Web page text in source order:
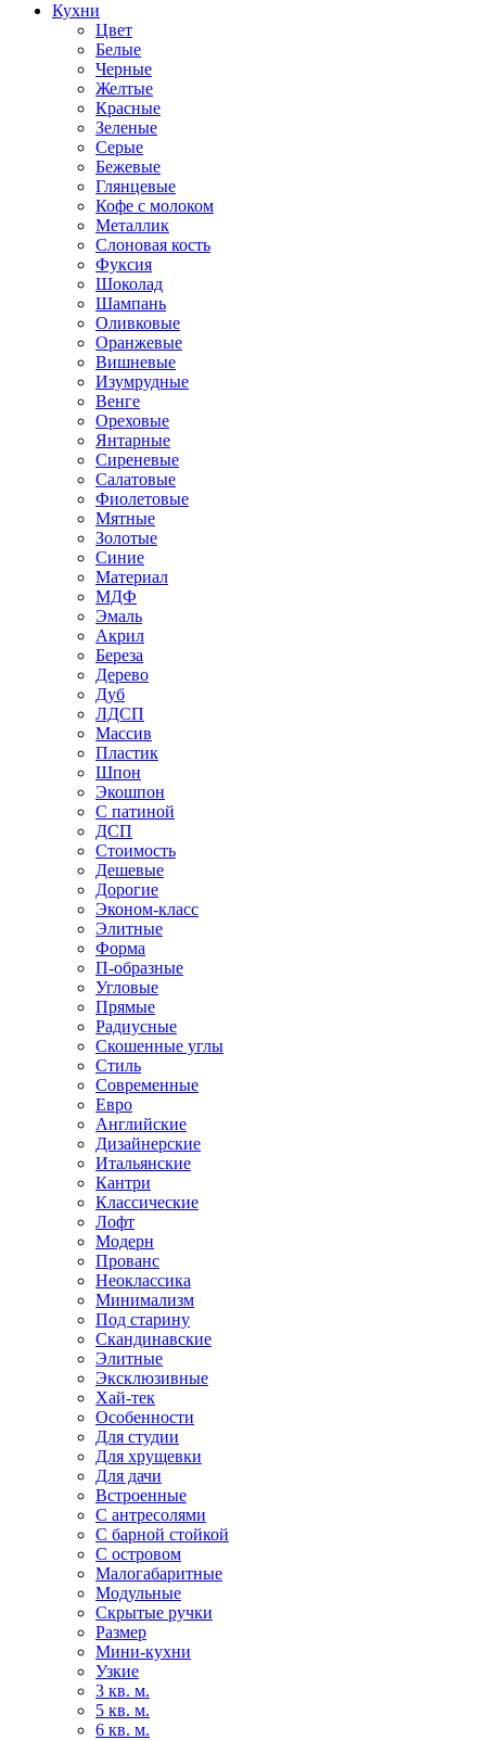
Кухни
Цвет
Белые
Черные
Желтые
Красные
Зеленые
Серые
Бежевые
Глянцевые
Кофе с молоком
Металлик
Слоновая кость
Фуксия
Шоколад
Шампань
Оливковые
Оранжевые
Вишневые
Изумрудные
Венге
Ореховые
Янтарные
Сиреневые
Салатовые
Фиолетовые
Мятные
Золотые
Синие
Материал
МДФ
Эмаль
Акрил
Береза
Дерево
Дуб
ЛДСП
Массив
Пластик
Шпон
Экошпон
С патиной
ДСП
Стоимость
Дешевые
Дорогие
Эконом-класс
Элитные
Форма
П-образные
Угловые
Прямые
Радиусные
Скошенные углы
Стиль
Современные
Евро
Английские
Дизайнерские
Итальянские
Кантри
Классические
Лофт
Модерн
Прованс
Неоклассика
Минимализм
Под старину
Скандинавские
Элитные
Эксклюзивные
Хай-тек
Особенности
Для студии
Для хрущевки
Для дачи
Встроенные
С антресолями
С барной стойкой
С островом
Малогабаритные
Модульные
Скрытые ручки
Размер
Мини-кухни
Узкие
3 кв. м.
5 кв. м.
6 кв. м.